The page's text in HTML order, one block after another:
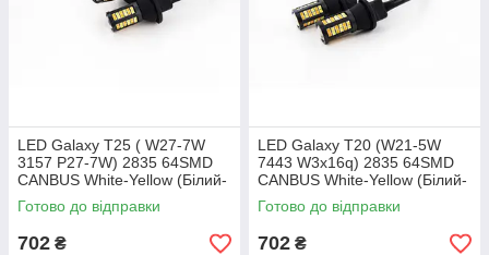
LED Galaxy T25 ( W27-7W
3157 P27-7W) 2835 64SMD
CANBUS White-Yellow (Білий-
Жовтий)
Готово до відправки
702 ₴
LED Galaxy T20 (W21-5W
7443 W3x16q) 2835 64SMD
CANBUS White-Yellow (Білий-
Жовтий)
Готово до відправки
702 ₴